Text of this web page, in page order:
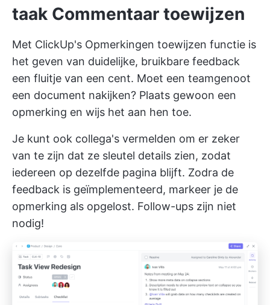
taak Commentaar toewijzen
Met ClickUp's Opmerkingen toewijzen functie is
het geven van duidelijke, bruikbare feedback
een fluitje van een cent. Moet een teamgenoot
een document nakijken? Plaats gewoon een
opmerking en wijs het aan hen toe.
Je kunt ook collega's vermelden om er zeker
van te zijn dat ze sleutel details zien, zodat
iedereen op dezelfde pagina blijft. Zodra de
feedback is geïmplementeerd, markeer je de
opmerking als opgelost. Follow-ups zijn niet
nodig!